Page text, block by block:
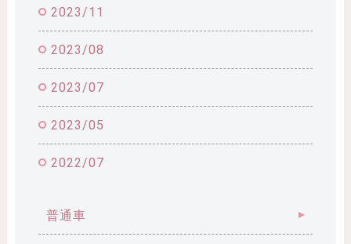
2023/11
2023/08
2023/07
2023/05
2022/07
普通車